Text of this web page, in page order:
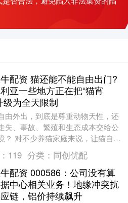
配资 猫还能不能自由出门?
亚一些地方正在把“猫宵
级为全天限制
由外出，到底是尊重动物天性，还
失、事故、繁殖和生态成本交给公
？ 对不少养猫家庭来说，让猫自由
一种长期形成的习惯。尤其在城中
镇、独栋....
119 分类： 同创优配
配资 000586：公司没有算
中心相关业务！地缘冲突扰
链，铝价持续飙升